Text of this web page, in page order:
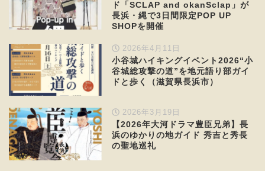
ド「SCLAP and okanSclap」が
長浜・縄で3日間限定POP UP
SHOPを開催
2026年4月11日
小谷城ハイキングイベント2026“小
谷城総攻撃の道”を地元語り部ガイ
ドと歩く（滋賀県長浜市）
2026年3月19日
【2026年大河ドラマ豊臣兄弟】長
浜のゆかりの地ガイド 秀吉と秀長
の聖地巡礼